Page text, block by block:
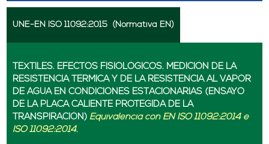
UNE-EN ISO 11092:2015 (Normativa EN)
TEXTILES. EFECTOS FISIOLÓGICOS. MEDICIÓN DE LA
RESISTENCIA TÉRMICA Y DE LA RESISTENCIA AL VAPOR
DE AGUA EN CONDICIONES ESTACIONARIAS (ENSAYO
DE LA PLACA CALIENTE PROTEGIDA DE LA
TRANSPIRACIÓN) Equivalencia con EN ISO 11092:2014 e
ISO 11092:2014.